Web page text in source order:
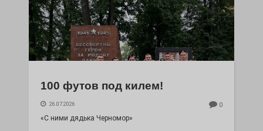
100 футов под килем!
26.07.2026 0
«С ними дядька Черномор»